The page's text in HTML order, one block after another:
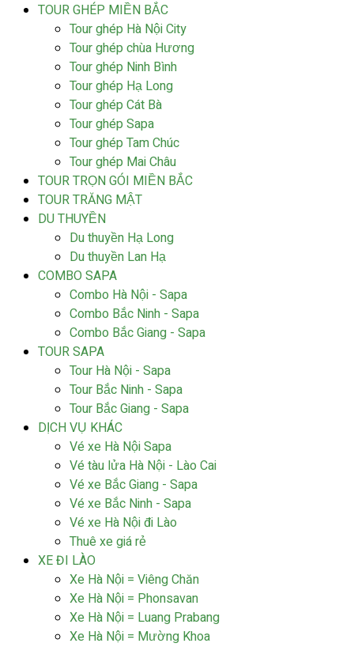
TOUR GHÉP MIỀN BẮC
Tour ghép Hà Nội City
Tour ghép chùa Hương
Tour ghép Ninh Bình
Tour ghép Hạ Long
Tour ghép Cát Bà
Tour ghép Sapa
Tour ghép Tam Chúc
Tour ghép Mai Châu
TOUR TRỌN GÓI MIỀN BẮC
TOUR TRĂNG MẬT
DU THUYỀN
Du thuyền Hạ Long
Du thuyền Lan Hạ
COMBO SAPA
Combo Hà Nội - Sapa
Combo Bắc Ninh - Sapa
Combo Bắc Giang - Sapa
TOUR SAPA
Tour Hà Nội - Sapa
Tour Bắc Ninh - Sapa
Tour Bắc Giang - Sapa
DỊCH VỤ KHÁC
Vé xe Hà Nội Sapa
Vé tàu lửa Hà Nội - Lào Cai
Vé xe Bắc Giang - Sapa
Vé xe Bắc Ninh - Sapa
Vé xe Hà Nội đi Lào
Thuê xe giá rẻ
XE ĐI LÀO
Xe Hà Nội = Viêng Chăn
Xe Hà Nội = Phonsavan
Xe Hà Nội = Luang Prabang
Xe Hà Nội = Mường Khoa